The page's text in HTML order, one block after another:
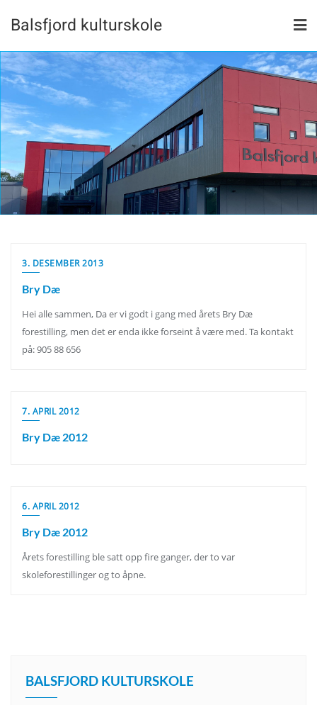
Balsfjord kulturskole
3. DESEMBER 2013
Bry Dæ
Hei alle sammen, Da er vi godt i gang med årets Bry Dæ
forestilling, men det er enda ikke forseint å være med. Ta kontakt
på: 905 88 656
7. APRIL 2012
Bry Dæ 2012
6. APRIL 2012
Bry Dæ 2012
Årets forestilling ble satt opp fire ganger, der to var
skoleforestillinger og to åpne.
BALSFJORD KULTURSKOLE